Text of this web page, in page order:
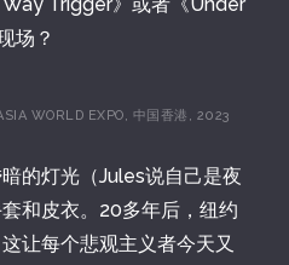
场？
WORLD EXPO, 中国香港, 2023
的灯光（Jules说自己是夜
和皮衣。20多年后，纽约
让每个悲观主义者今天又